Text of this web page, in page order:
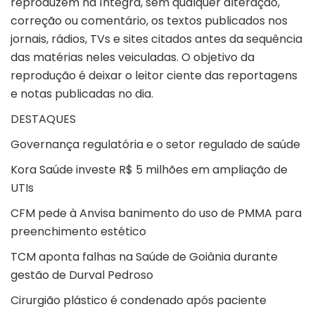
correção ou comentário, os textos publicados nos
jornais, rádios, TVs e sites citados antes da sequência
das matérias neles veiculadas. O objetivo da
reprodução é deixar o leitor ciente das reportagens
e notas publicadas no dia.
DESTAQUES
Governança regulatória e o setor regulado de saúde
Kora Saúde investe R$ 5 milhões em ampliação de
UTIs
CFM pede à Anvisa banimento do uso de PMMA para
preenchimento estético
TCM aponta falhas na Saúde de Goiânia durante
gestão de Durval Pedroso
Cirurgião plástico é condenado após paciente